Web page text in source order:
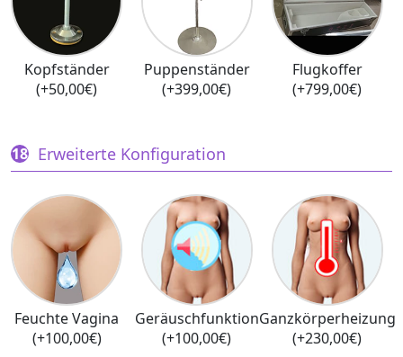
Kopfständer
(+50,00€)
Puppenständer
(+399,00€)
Flugkoffer
(+799,00€)
Erweiterte Konfiguration
Feuchte Vagina
(+100,00€)
Geräuschfunktion
(+100,00€)
Ganzkörperheizung
(+230,00€)